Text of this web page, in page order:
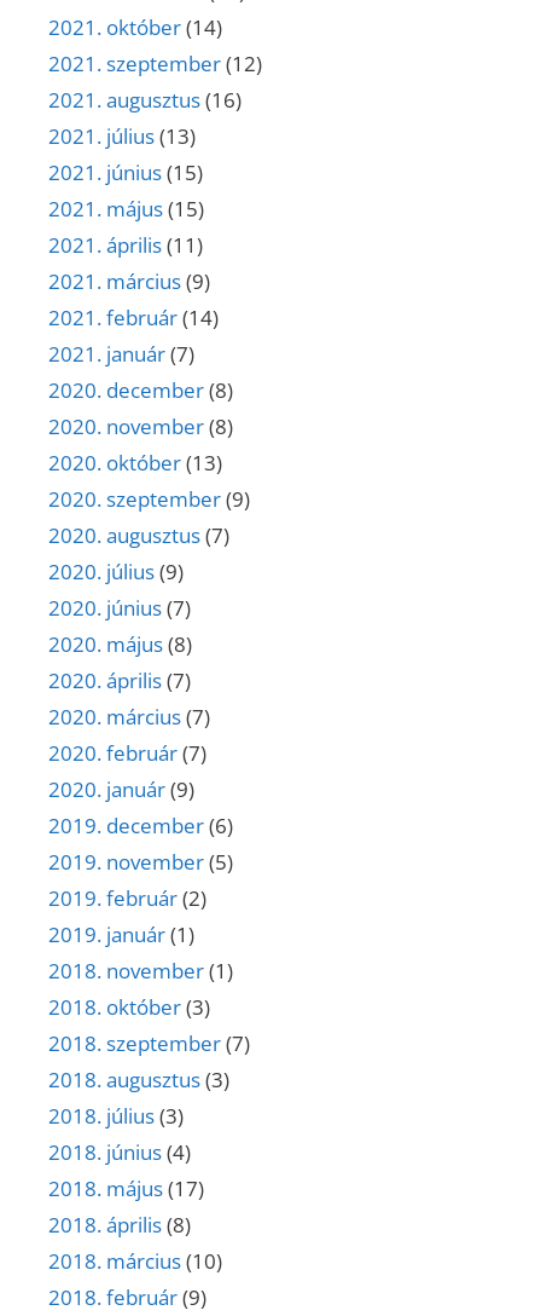
2021. október(14)
2021. szeptember(12)
2021. augusztus(16)
2021. július(13)
2021. június(15)
2021. május(15)
2021. április(11)
2021. március(9)
2021. február(14)
2021. január(7)
2020. december(8)
2020. november(8)
2020. október(13)
2020. szeptember(9)
2020. augusztus(7)
2020. július(9)
2020. június(7)
2020. május(8)
2020. április(7)
2020. március(7)
2020. február(7)
2020. január(9)
2019. december(6)
2019. november(5)
2019. február(2)
2019. január(1)
2018. november(1)
2018. október(3)
2018. szeptember(7)
2018. augusztus(3)
2018. július(3)
2018. június(4)
2018. május(17)
2018. április(8)
2018. március(10)
2018. február(9)